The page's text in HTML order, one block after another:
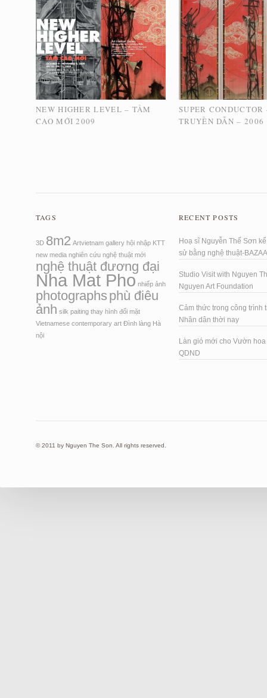
NEW HIGHER LEVEL – TẦM
CAO MỚI 2009
SUPER CONDUCTOR
TRUYỀN DẪN – 2006
TAGS
3D 8m2 Artvietnam gallery hội nhập KTT
new media nghiên cứu nghệ thuật mới
nghệ thuật đương đại
Nha Mat Pho nhiếp ảnh
photographs phù điêu
ảnh silk paiting thay hình đổi mặt
Vietnamese contemporary art Đình làng Hà
nội
RECENT POSTS
Hoạ sĩ Nguyễn Thế Sơn
sử bằng nghệ thuật-
Studio Visit with Nguyen
Nguyen Art Foundation
Cảm thức trong công trình
Nhân dân thời nay
Làn gió mới cho Vườn
QDND
© 2011 by Nguyen The Son. All rights reserved.